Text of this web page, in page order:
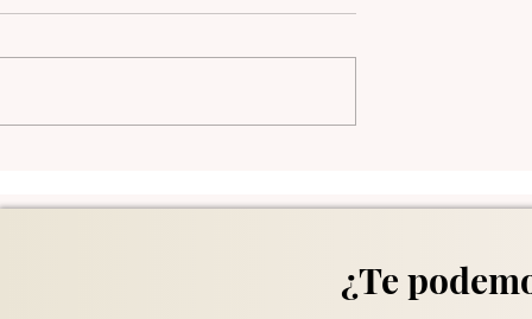
Comuna 13 en Medellín
¿Te